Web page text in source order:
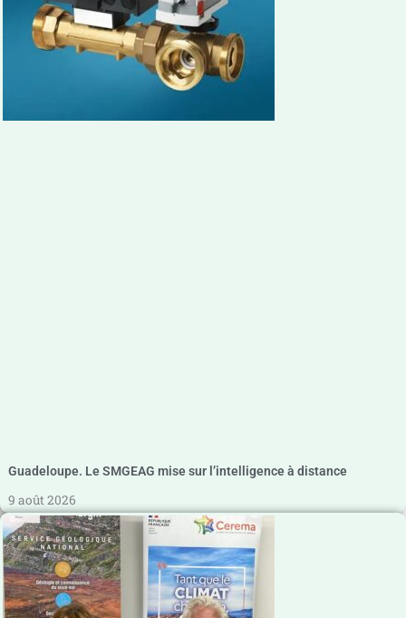
Guadeloupe. Le SMGEAG mise sur l’intelligence à distance
9 août 2026